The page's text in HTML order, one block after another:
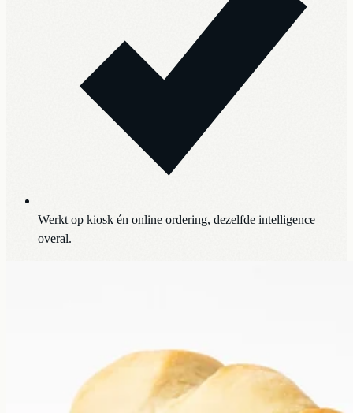
Werkt op kiosk én online ordering, dezelfde intelligence
overal.